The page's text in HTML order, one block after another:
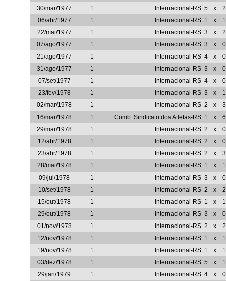
30/mar/1977
1 Internacional-RS 5 x
2
06/abr/1977
1 Internacional-RS 1 x
1
22/mai/1977
1 Internacional-RS 3 x
2
07/ago/1977
1 Internacional-RS 3 x
0
21/ago/1977
1 Internacional-RS 4 x
0
31/ago/1977
1 Internacional-RS 3 x
0
07/set/1977
1 Internacional-RS 4 x
0
23/fev/1978
1 Internacional-RS 3 x
1
02/mar/1978
1 Internacional-RS 2 x
3
16/mar/1978
1 Comb. Sindicato dos Atletas-RS 1 x
6
29/mar/1978
1 Internacional-RS 2 x
0
12/abr/1978
1 Internacional-RS 2 x
0
23/abr/1978
1 Internacional-RS 2 x
3
28/mai/1978
1 Internacional-RS 1 x
1
09/jul/1978
1 Internacional-RS 3 x
0
10/set/1978
1 Internacional-RS 2 x
2
15/out/1978
1 Internacional-RS 1 x
1
29/out/1978
1 Internacional-RS 3 x
0
01/nov/1978
1 Internacional-RS 2 x
2
12/nov/1978
1 Internacional-RS 1 x
1
19/nov/1978
1 Internacional-RS 1 x
1
03/dez/1978
1 Internacional-RS 5 x
1
29/jan/1979
1 Internacional-RS 4 x
0